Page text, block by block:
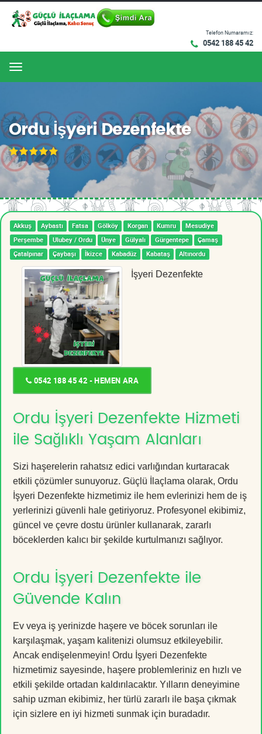
Telefon Numaramız:
0542 188 45 42
Menu
Ordu İşyeri Dezenfekte
Akkuş Aybastı Fatsa Gölköy Korgan Kumru
Mesudiye
Perşembe
Ulubey / Ordu Ünye Gülyalı Gürgentepe
Çamaş
Çatalpınar
Çaybaşı İkizce Kabadüz Kabataş Altınordu
İşyeri Dezenfekte
0542 188 45 42 - HEMEN ARA
Ordu İşyeri Dezenfekte Hizmeti
ile Sağlıklı Yaşam Alanları
Sizi haşerelerin rahatsız edici varlığından kurtaracak
etkili çözümler sunuyoruz. Güçlü İlaçlama olarak, Ordu
İşyeri Dezenfekte hizmetimiz ile hem evlerinizi hem de iş
yerlerinizi güvenli hale getiriyoruz. Profesyonel ekibimiz,
güncel ve çevre dostu ürünler kullanarak, zararlı
böceklerden kalıcı bir şekilde kurtulmanızı sağlıyor.
Ordu İşyeri Dezenfekte ile
Güvende Kalın
Ev veya iş yerinizde haşere ve böcek sorunları ile
karşılaşmak, yaşam kalitenizi olumsuz etkileyebilir.
Ancak endişelenmeyin! Ordu İşyeri Dezenfekte
hizmetimiz sayesinde, haşere problemleriniz en hızlı ve
etkili şekilde ortadan kaldırılacaktır. Yılların deneyimine
sahip uzman ekibimiz, her türlü zararlı ile başa çıkmak
için sizlere en iyi hizmeti sunmak için buradadır.